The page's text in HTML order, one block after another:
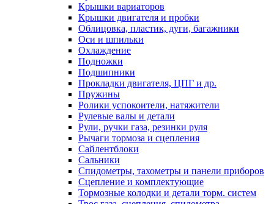
Крышки вариаторов
Крышки двигателя и пробки
Облицовка, пластик, дуги, багажники
Оси и шпильки
Охлаждение
Подножки
Подшипники
Прокладки двигателя, ЦПГ и др.
Пружины
Ролики успокоители, натяжители
Рулевые валы и детали
Рули, ручки газа, резинки руля
Рычаги тормоза и сцепления
Сайлентблоки
Сальники
Спидометры, тахометры и панели приборов
Сцепление и комплектующие
Тормозные колодки и детали торм. систем